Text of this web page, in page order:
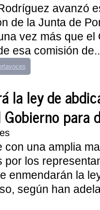
avanzó
de la Junta de
vez más que el
esa comisión
la ley de
para
con una amplia
por los
enmendarán la
según han